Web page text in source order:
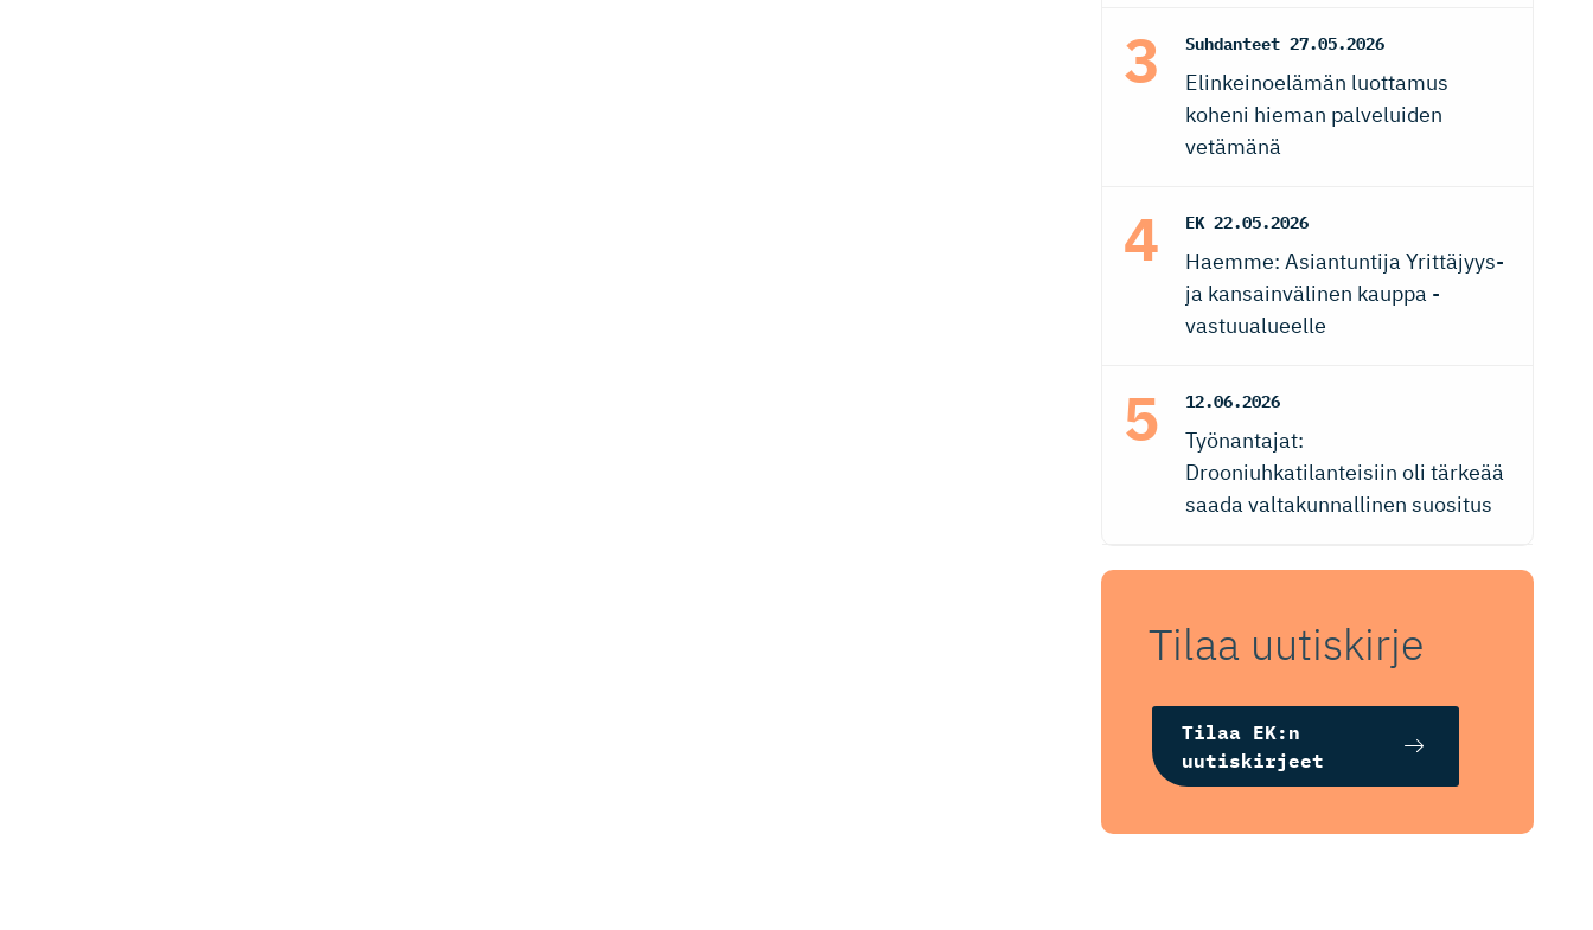
Suhdanteet 27.05.2026
Elinkeinoelämän luottamus
koheni hieman palveluiden
vetämänä
EK 22.05.2026
Haemme: Asiantuntija Yrittäjyys-
ja kansainvälinen kauppa -
vastuualueelle
12.06.2026
Työnantajat:
Drooniuhkatilanteisiin oli tärkeää
saada valtakunnallinen suositus
Tilaa uutiskirje
Tilaa EK:n
uutiskirjeet